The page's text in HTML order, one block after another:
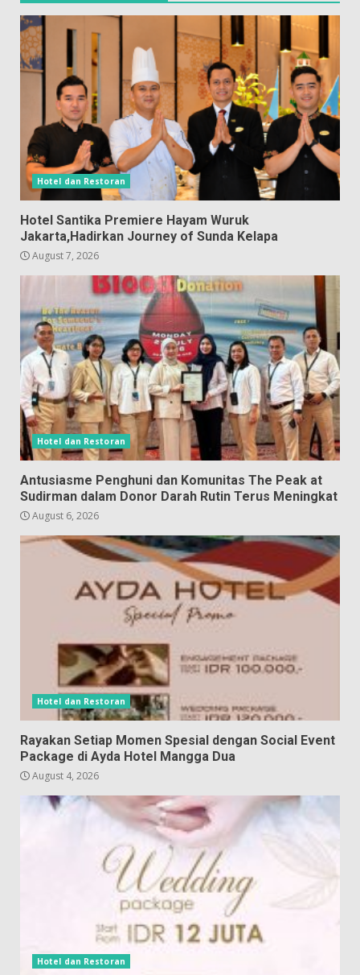
Hotel dan Restoran
Hotel Santika Premiere Hayam Wuruk
Jakarta,Hadirkan Journey of Sunda Kelapa
August 7, 2026
Hotel dan Restoran
Antusiasme Penghuni dan Komunitas The Peak at
Sudirman dalam Donor Darah Rutin Terus Meningkat
August 6, 2026
Hotel dan Restoran
Rayakan Setiap Momen Spesial dengan Social Event
Package di Ayda Hotel Mangga Dua
August 4, 2026
Hotel dan Restoran